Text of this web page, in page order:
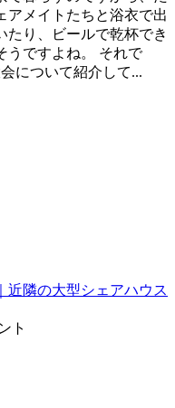
アメイトたちと浴衣で出
たり、ビールで乾杯でき
うですよね。 それで
について紹介して...
近隣の大型シェアハウス
ト